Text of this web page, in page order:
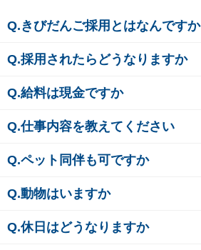
エントリー・説明会
採用Q＆A
就活認知学
Q.きびだんご採用とはなんですか
Q.採用されたらどうなりますか
Q.給料は現金ですか
Q.仕事内容を教えてください
Q.ペット同伴も可ですか
Q.動物はいますか
Q.休日はどうなりますか